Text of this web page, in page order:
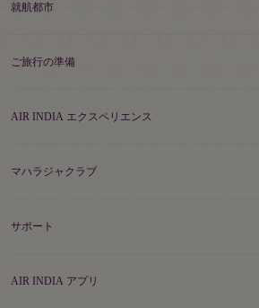
就航都市
ご旅行の準備
AIR INDIA エクスペリエンス
マハラジャクラブ
サポート
AIR INDIA アプリ